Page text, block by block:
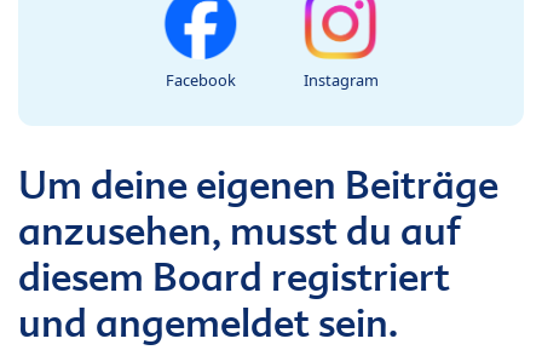
Facebook Instagram
Um deine eigenen Beiträge
anzusehen, musst du auf
diesem Board registriert
und angemeldet sein.